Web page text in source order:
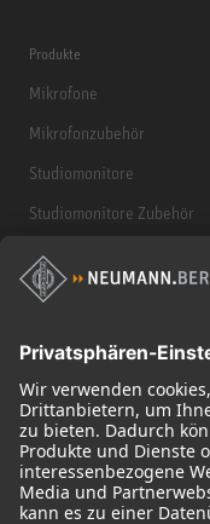
Produkte
Mikrofone
Mikrofonzubehör
Studiomonitore
Studiomonitore Zubehör
Kopfhörer
Historische Mikrofone